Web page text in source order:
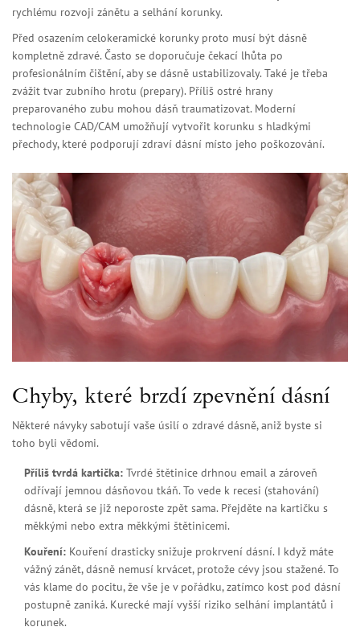
rychlému rozvoji zánětu a selhání korunky.
Před osazením celokeramické korunky proto musí být dásně
kompletně zdravé. Často se doporučuje čekací lhůta po
profesionálním čištění, aby se dásně ustabilizovaly. Také je třeba
zvážit tvar zubního hrotu (prepary). Příliš ostré hrany
preparovaného zubu mohou dásň traumatizovat. Moderní
technologie CAD/CAM umožňují vytvořit korunku s hladkými
přechody, které podporují zdraví dásní místo jeho poškozování.
Chyby, které brzdí zpevnění dásní
Některé návyky sabotují vaše úsilí o zdravé dásně, aniž byste si
toho byli vědomi.
Příliš tvrdá kartička: Tvrdé štětinice drhnou email a zároveň
odřívají jemnou dásňovou tkáň. To vede k recesi (stahování)
dásně, která se již neporoste zpět sama. Přejděte na kartičku s
měkkými nebo extra měkkými štětinicemi.
Kouření: Kouření drasticky snižuje prokrvení dásní. I když máte
vážný zánět, dásně nemusí krvácet, protože cévy jsou stažené. To
vás klame do pocitu, že vše je v pořádku, zatímco kost pod dásní
postupně zaniká. Kurecké mají vyšší riziko selhání implantátů i
korunek.